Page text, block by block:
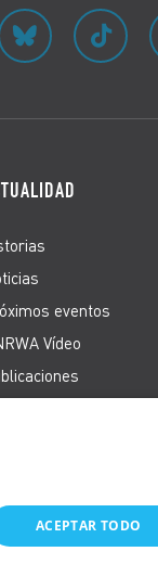
eventos
Vídeo
UNRWA
ACEPTAR TODO